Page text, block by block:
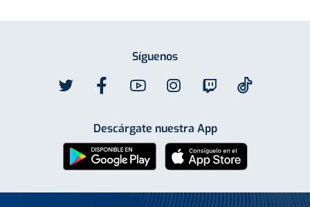
Síguenos
Descárgate nuestra App